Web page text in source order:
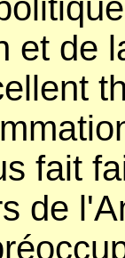
et de
fait
de